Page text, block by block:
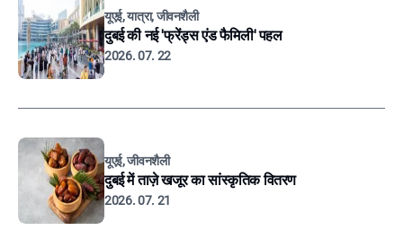
यूएई, यात्रा, जीवनशैली
दुबई की नई 'फ्रेंड्स एंड फैमिली' पहल
2026. 07. 22
यूएई, जीवनशैली
दुबई में ताज़े खजूर का सांस्कृतिक वितरण
2026. 07. 21